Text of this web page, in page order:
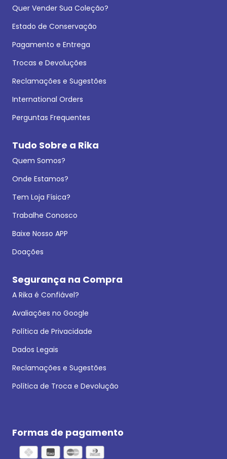
Quer Vender Sua Coleção?
Estado de Conservação
Pagamento e Entrega
Trocas e Devoluções
Reclamações e Sugestões
International Orders
Perguntas Frequentes
Tudo Sobre a Rika
Quem Somos?
Onde Estamos?
Tem Loja Física?
Trabalhe Conosco
Baixe Nosso APP
Doações
Segurança na Compra
A Rika é Confiável?
Avaliações no Google
Política de Privacidade
Dados Legais
Reclamações e Sugestões
Política de Troca e Devolução
Formas de pagamento